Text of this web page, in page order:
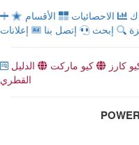
الاحصائيات
الأقسام
إبحث إتصل بنا إعلانات
كارز كيو ماركت
الدليل
القطري